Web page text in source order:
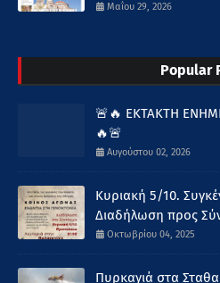
Μαΐου 29, 2026
Popular
🚨🔥 ΕΚΤΑΚΤΗ
🔥🚨
Αυγούστου 02, 2026
Κυριακή 5/10.
Διαδήλωση προς
Οκτωβρίου 04, 2025
Πυρκαγιά στα